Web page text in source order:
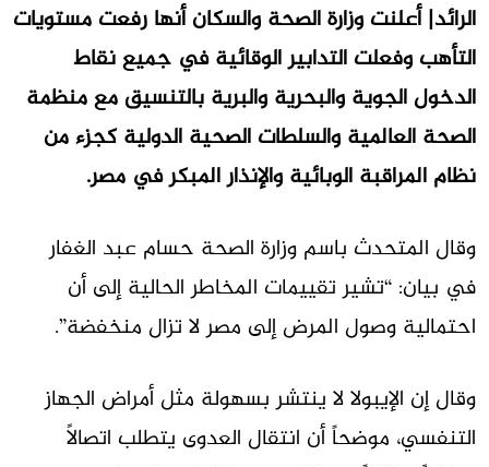
الرائد| أعلنت وزارة الصحة والسكان أنها رفعت مستويات
التأهب وفعلت التدابير الوقائية في جميع نقاط
الدخول الجوية والبحرية والبرية بالتنسيق مع منظمة
الصحة العالمية والسلطات الصحية الدولية كجزء من
نظام المراقبة الوبائية والإنذار المبكر في مصر.
وقال المتحدث باسم وزارة الصحة حسام عبد الغفار
في بيان: “تشير تقييمات المخاطر الحالية إلى أن
احتمالية وصول المرض إلى مصر لا تزال منخفضة”.
وقال إن الإيبولا لا ينتشر بسهولة مثل أمراض الجهاز
التنفسي، موضحاً أن انتقال العدوى يتطلب اتصالاً